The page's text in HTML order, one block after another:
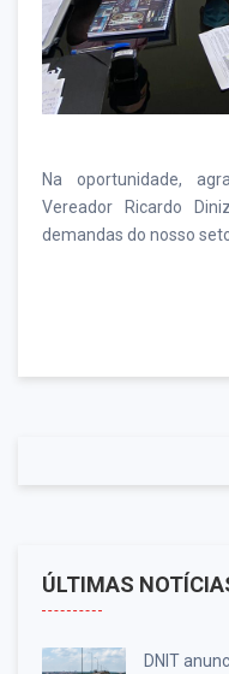
Na oportunidade,
Vereador Ricardo
demandas do nosso
ÚLTIMAS
DNIT